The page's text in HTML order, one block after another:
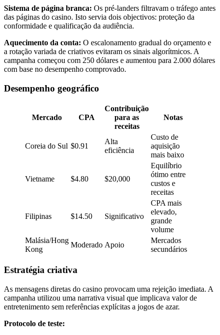
Sistema de página branca: Os pré-landers filtravam o tráfego antes
das páginas do casino. Isto servia dois objectivos: proteção da
conformidade e qualificação da audiência.
Aquecimento da conta: O escalonamento gradual do orçamento e
a rotação variada de criativos evitaram os sinais algorítmicos. A
campanha começou com 250 dólares e aumentou para 2.000 dólares
com base no desempenho comprovado.
Desempenho geográfico
Mercado CPA
Contribuição
para as
receitas
Notas
Coreia do Sul $0.91
Alta
eficiência
Custo de
aquisição
mais baixo
Vietname $4.80 $20,000
Equilíbrio
ótimo entre
custos e
receitas
Filipinas $14.50 Significativo
CPA mais
elevado,
grande
volume
Malásia/Hong
Kong
Moderado Apoio
Mercados
secundários
Estratégia criativa
As mensagens diretas do casino provocam uma rejeição imediata. A
campanha utilizou uma narrativa visual que implicava valor de
entretenimento sem referências explícitas a jogos de azar.
Protocolo de teste: